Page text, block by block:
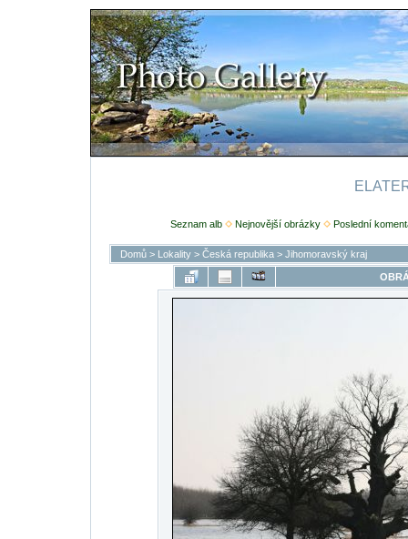
Seznam alb Nejnovější obrázky Poslední
Domů> Lokality> Česká republika> Jihomoravský kraj